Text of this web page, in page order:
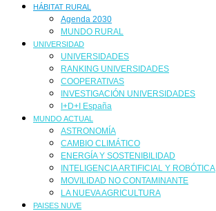
HÁBITAT RURAL
Agenda 2030
MUNDO RURAL
UNIVERSIDAD
UNIVERSIDADES
RANKING UNIVERSIDADES
COOPERATIVAS
INVESTIGACIÓN UNIVERSIDADES
I+D+I España
MUNDO ACTUAL
ASTRONOMÍA
CAMBIO CLIMÁTICO
ENERGÍA Y SOSTENIBILIDAD
INTELIGENCIA ARTIFICIAL Y ROBÓTICA
MOVILIDAD NO CONTAMINANTE
LA NUEVA AGRICULTURA
PAISES NUVE